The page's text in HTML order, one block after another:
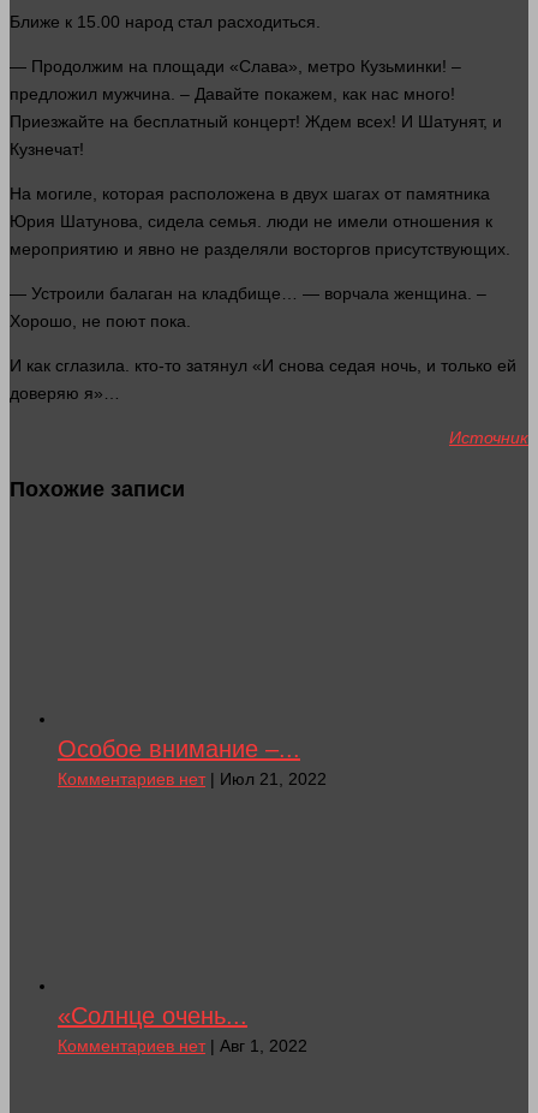
Ближе к 15.00 народ стал расходиться.
— Продолжим на площади «Слава», метро Кузьминки! –
предложил мужчина. – Давайте покажем, как нас много!
Приезжайте на бесплатный концерт! Ждем всех! И Шатунят, и
Кузнечат!
На могиле, которая расположена в двух шагах от памятника
Юрия Шатунова, сидела семья. люди не имели отношения к
мероприятию и явно не разделяли восторгов присутствующих.
— Устроили балаган на кладбище… — ворчала женщина . –
Хорошо, не поют пока.
И как сглазила. кто-то затянул «И снова седая ночь , и только ей
доверяю я»…
Источник
Похожие записи
Особое внимание –...
Комментариев нет| Июл 21, 2022
«Солнце очень...
Комментариев нет| Авг 1, 2022